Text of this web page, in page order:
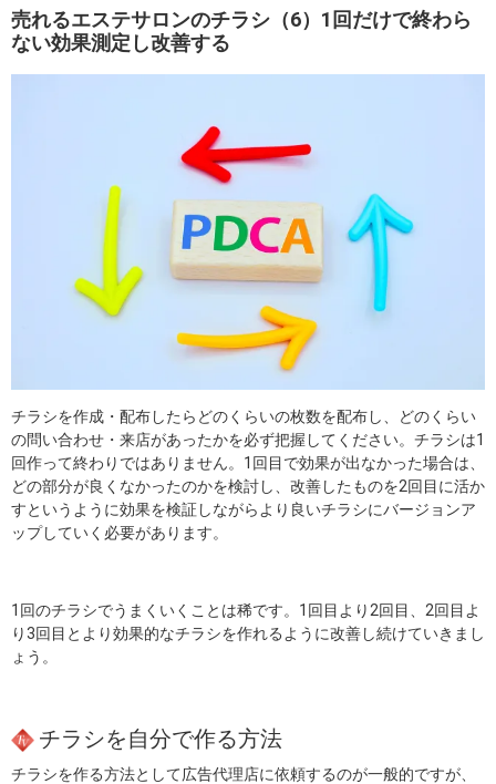
売れるエステサロンのチラシ（6）1回だけで終わら
ない効果測定し改善する
チラシを作成・配布したらどのくらいの枚数を配布し、どのくらい
の問い合わせ・来店があったかを必ず把握してください。チラシは1
回作って終わりではありません。1回目で効果が出なかった場合は、
どの部分が良くなかったのかを検討し、改善したものを2回目に活か
すというように効果を検証しながらより良いチラシにバージョンア
ップしていく必要があります。
1回のチラシでうまくいくことは稀です。1回目より2回目、2回目よ
り3回目とより効果的なチラシを作れるように改善し続けていきまし
ょう。
チラシを自分で作る方法
チラシを作る方法として広告代理店に依頼するのが一般的ですが、